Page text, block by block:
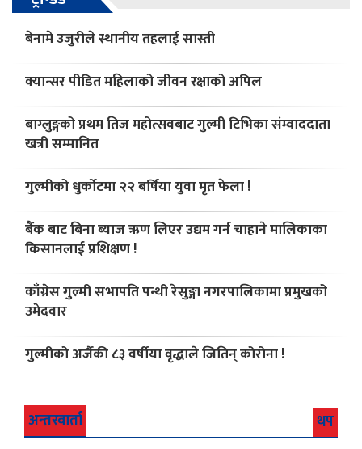
बेनामे उजुरीले स्थानीय तहलाई सास्ती
क्यान्सर पीडित महिलाको जीवन रक्षाको अपिल
बाग्लुङ्गको प्रथम तिज महोत्सवबाट गुल्मी टिभिका संम्वाददाता
खत्री सम्मानित
गुल्मीको धुर्काेटमा २२ बर्षिया युवा मृत फेला !
बैंक बाट बिना ब्याज ऋण लिएर उद्यम गर्न चाहाने मालिकाका
किसानलाई प्रशिक्षण !
काँग्रेस गुल्मी सभापति पन्थी रेसुङ्गा नगरपालिकामा प्रमुखको
उमेदवार
गुल्मीको अर्जैकी ८३ वर्षीया वृद्धाले जितिन् कोरोना !
अन्तरवार्ता थप